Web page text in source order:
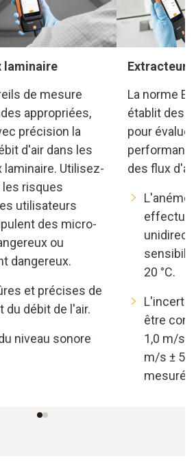
laminaire
de mesure
appropriées,
précision la
d'air dans les
laminaire. Utilisez-
les risques
utilisateurs
des micro-
ou
dangereux.
et précises de
du débit de l'air.
niveau sonore
Extracteur
La norme
établit des
pour
des flux
20 °C.
être
1,0 m/s
m/s ± 5
mesurée